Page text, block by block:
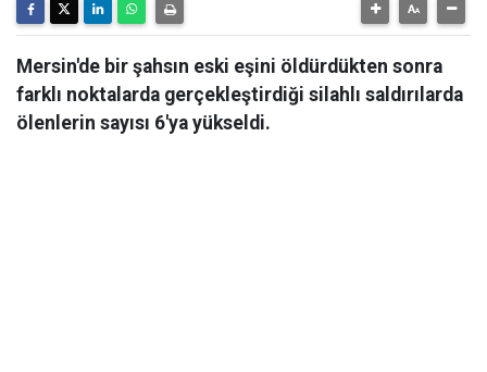
Mersin'de bir şahsın eski eşini öldürdükten sonra
farklı noktalarda gerçekleştirdiği silahlı saldırılarda
ölenlerin sayısı 6'ya yükseldi.